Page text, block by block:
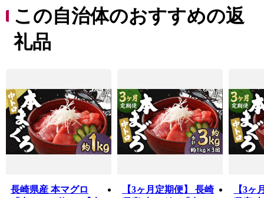
「時津」と呼ばれていたと言われています。「時つ」と
いう言葉は、万葉の昔から「うれしいこと」「めでたい
こと」という意味で使われてきました。また「津」には
「船が停泊する場所」という意味があります。つまり、
主な特産品には、江戸時代から続く名物「時津まんじゅ
う」、今では県内でも有数の産地となった「巨峰」、緩
やかな傾斜地でたっぷりの光を浴びて育つ「みかん」や
「びわ」、波が穏やかで海底が砂質である大村湾でとれ
る「ナマコ」などがあります。
この自治体のおすすめの返
礼品
長崎県産 本マグロ
【3ヶ月定期便】 長崎
【3ヶ